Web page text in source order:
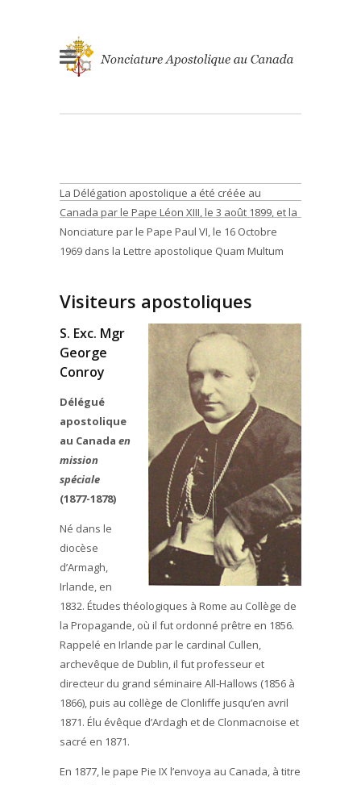
La Délégation apostolique a été créée au
Canada par le Pape Léon XIII, le 3 août 1899, et la
Nonciature par le Pape Paul VI, le 16 Octobre
1969 dans la Lettre apostolique Quam Multum
Visiteurs apostoliques
S. Exc. Mgr
George
Conroy
Délégué
apostolique
au Canada en
mission
spéciale
(1877-1878)
Né dans le
diocèse
d’Armagh,
Irlande, en
1832. Études théologiques à Rome au Collège de
la Propagande, où il fut ordonné prêtre en 1856.
Rappelé en Irlande par le cardinal Cullen,
archevêque de Dublin, il fut professeur et
directeur du grand séminaire All-Hallows (1856 à
1866), puis au collège de Clonliffe jusqu’en avril
1871. Élu évêque d’Ardagh et de Clonmacnoise et
sacré en 1871.
En 1877, le pape Pie IX l’envoya au Canada, à titre